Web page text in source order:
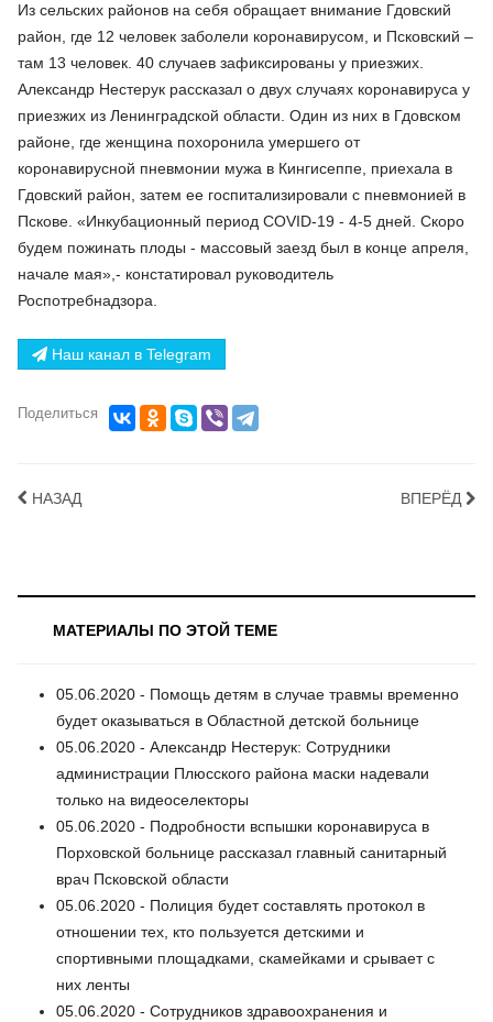
Из сельских районов на себя обращает внимание Гдовский
район, где 12 человек заболели коронавирусом, и Псковский –
там 13 человек. 40 случаев зафиксированы у приезжих.
Александр Нестерук рассказал о двух случаях коронавируса у
приезжих из Ленинградской области. Один из них в Гдовском
районе, где женщина похоронила умершего от
коронавирусной пневмонии мужа в Кингисеппе, приехала в
Гдовский район, затем ее госпитализировали с пневмонией в
Пскове. «Инкубационный период COVID-19 - 4-5 дней. Скоро
будем пожинать плоды - массовый заезд был в конце апреля,
начале мая»,- констатировал руководитель
Роспотребнадзора.
Наш канал в Telegram
Поделиться
НАЗАД ВПЕРЁД
МАТЕРИАЛЫ ПО ЭТОЙ ТЕМЕ
05.06.2020 - Помощь детям в случае травмы временно
будет оказываться в Областной детской больнице
05.06.2020 - Александр Нестерук: Сотрудники
администрации Плюсского района маски надевали
только на видеоселекторы
05.06.2020 - Подробности вспышки коронавируса в
Порховской больнице рассказал главный санитарный
врач Псковской области
05.06.2020 - Полиция будет составлять протокол в
отношении тех, кто пользуется детскими и
спортивными площадками, скамейками и срывает с
них ленты
05.06.2020 - Сотрудников здравоохранения и